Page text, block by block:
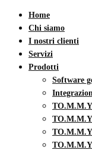
Home
Chi siamo
I nostri clienti
Servizi
Prodotti
Software